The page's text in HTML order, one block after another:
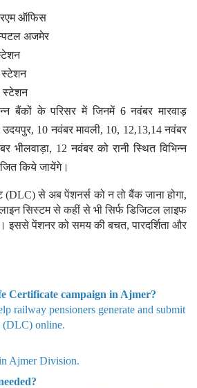
ऑफिस
अजमेर
स्टेशन
स्टेशन
बैंकों के परिसर में जिनमें 6 नवंबर मारवाड़
10 नवंबर मावली, 10, 12,13,14 नवंबर
भीलवाड़ा, 12 नवंबर को रानी स्थित विभिन्न
किये जायेंगे।
(DLC) से अब पेंशनर्स को न तो बैंक जाना होगा,
सिस्टम से कहीं से भी सिर्फ डिजिटल लाइफ
इससे पेंशनर को समय की बचत, पारदर्शिता और
Certificate campaign in Ajmer?
railway pensioners generate and submit
(DLC) online.
Ajmer Division.